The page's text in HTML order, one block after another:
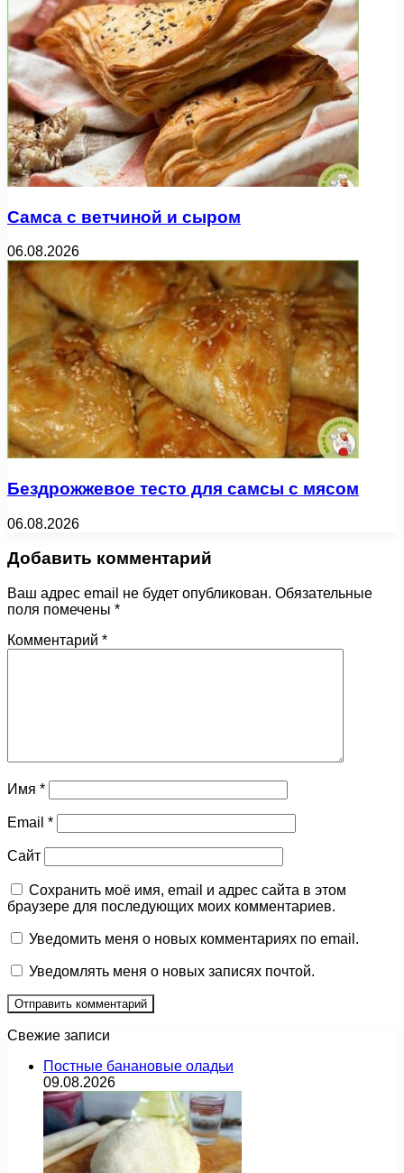
Самса с ветчиной и сыром
06.08.2026
Бездрожжевое тесто для самсы с мясом
06.08.2026
Добавить комментарий
Ваш адрес email не будет опубликован. Обязательные
поля помечены *
Комментарий *
Имя *
Email *
Сайт
Сохранить моё имя, email и адрес сайта в этом
браузере для последующих моих комментариев.
Уведомить меня о новых комментариях по email.
Уведомлять меня о новых записях почтой.
Свежие записи
Постные банановые оладьи
09.08.2026